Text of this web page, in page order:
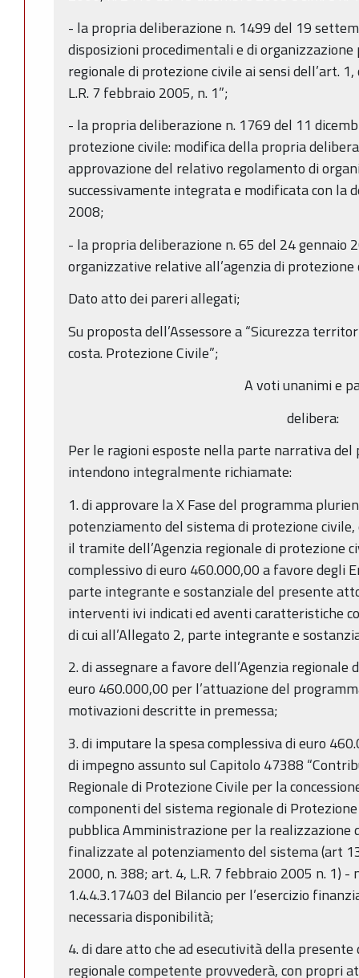
- la propria deliberazione n. 1499 del 19
disposizioni procedimentali e di organizzazione
regionale di protezione civile ai sensi dell’art.
L.R. 7 febbraio 2005, n. 1”;
- la propria deliberazione n. 1769 del 11
protezione civile: modifica della propria
approvazione del relativo regolamento di
successivamente integrata e modificata con la
2008;
- la propria deliberazione n. 65 del 24 gennaio
organizzative relative all’agenzia di protezione
Dato atto dei pareri allegati;
Su proposta dell’Assessore a “Sicurezza
costa. Protezione Civile”;
A voti unanimi e
delibera:
Per le ragioni esposte nella parte narrativa del
intendono integralmente richiamate:
1. di approvare la X Fase del programma
potenziamento del sistema di protezione civile,
il tramite dell’Agenzia regionale di protezione
complessivo di euro 460.000,00 a favore degli
parte integrante e sostanziale del presente
interventi ivi indicati ed aventi caratteristiche
di cui all’Allegato 2, parte integrante e
2. di assegnare a favore dell’Agenzia
euro 460.000,00 per l’attuazione del
motivazioni descritte in premessa;
3. di imputare la spesa complessiva di euro
di impegno assunto sul Capitolo 47388
Regionale di Protezione Civile per la
componenti del sistema regionale di
pubblica Amministrazione per la
finalizzate al potenziamento del sistema (art
2000, n. 388; art. 4, L.R. 7 febbraio 2005 n. 1) -
1.4.4.3.17403 del Bilancio per l’esercizio
necessaria disponibilità;
4. di dare atto che ad esecutività della
regionale competente provvederà, con propri